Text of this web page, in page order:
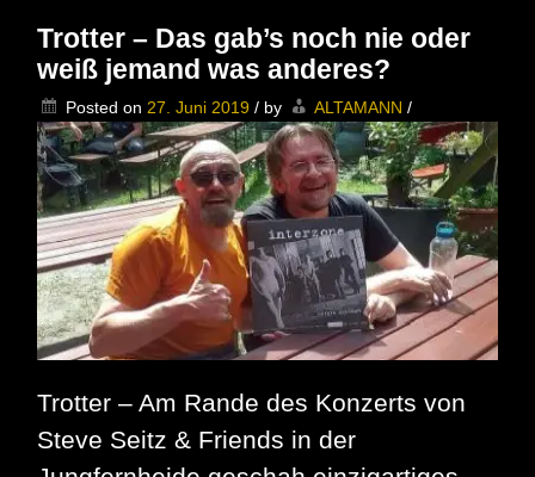
Trotter – Das gab’s noch nie oder
weiß jemand was anderes?
Posted on 27. Juni 2019 / by ALTAMANN /
Trotter – Am Rande des Konzerts von
Steve Seitz & Friends in der